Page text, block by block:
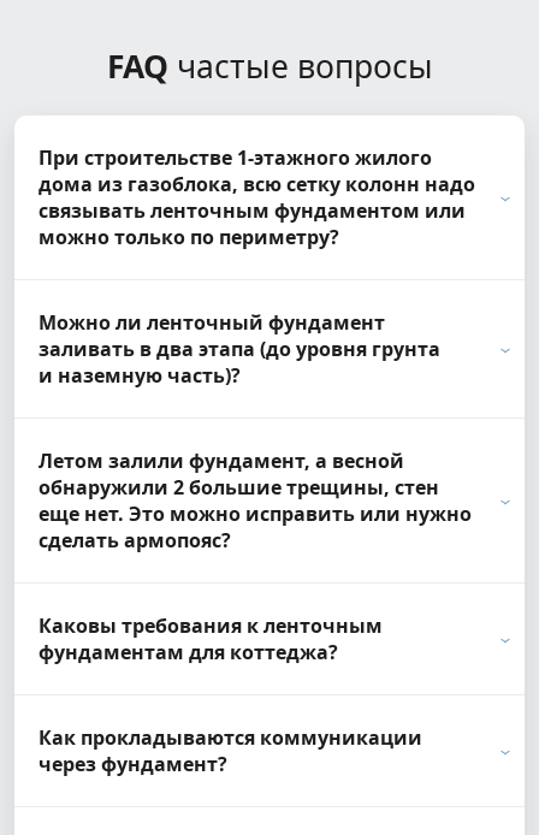
FAQ частые вопросы
При строительстве 1-этажного жилого
дома из газоблока, всю сетку колонн надо
связывать ленточным фундаментом или
можно только по периметру?
Можно ли ленточный фундамент
заливать в два этапа (до уровня грунта
и наземную часть)?
Летом залили фундамент, а весной
обнаружили 2 большие трещины, стен
еще нет. Это можно исправить или нужно
сделать армопояс?
Каковы требования к ленточным
фундаментам для коттеджа?
Как прокладываются коммуникации
через фундамент?